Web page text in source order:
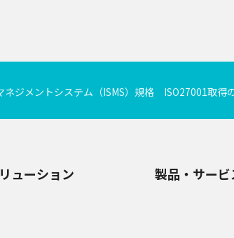
ネジメントシステム（ISMS）規格 ISO27001取得
ューション 製品・サービ